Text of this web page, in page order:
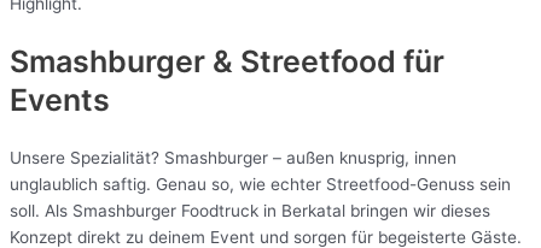
Smashburger & Streetfood für
Events
Unsere Spezialität? Smashburger – außen knusprig, innen
unglaublich saftig. Genau so, wie echter Streetfood-Genuss sein
soll. Als Smashburger Foodtruck in Berkatal bringen wir dieses
Konzept direkt zu deinem Event und sorgen für begeisterte Gäste.